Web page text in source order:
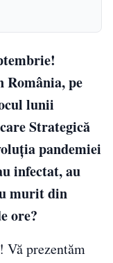
pe
lunii
Strategică
pandemiei
infectat, au
murit din
ore?
Vă prezentăm